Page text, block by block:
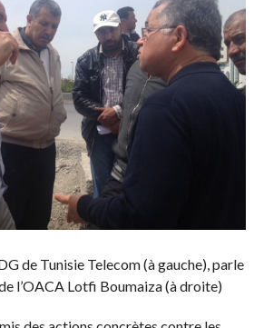
de Tunisie Telecom (à gauche), parle
l’OACA Lotfi Boumaiza (à droite)